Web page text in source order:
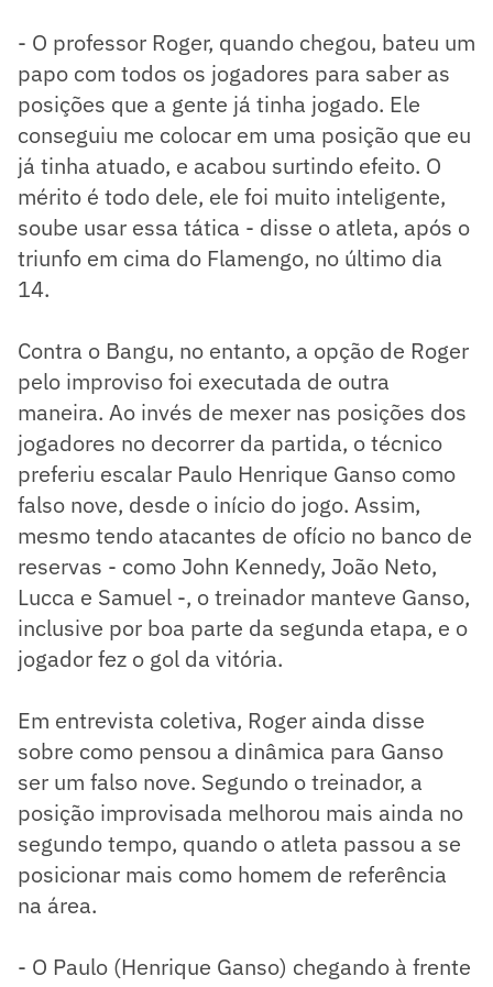
- O professor Roger, quando chegou, bateu um
papo com todos os jogadores para saber as
posições que a gente já tinha jogado. Ele
conseguiu me colocar em uma posição que eu
já tinha atuado, e acabou surtindo efeito. O
mérito é todo dele, ele foi muito inteligente,
soube usar essa tática - disse o atleta, após o
triunfo em cima do Flamengo, no último dia
14.
Contra o Bangu, no entanto, a opção de Roger
pelo improviso foi executada de outra
maneira. Ao invés de mexer nas posições dos
jogadores no decorrer da partida, o técnico
preferiu escalar Paulo Henrique Ganso como
falso nove, desde o início do jogo. Assim,
mesmo tendo atacantes de ofício no banco de
reservas - como John Kennedy, João Neto,
Lucca e Samuel -, o treinador manteve Ganso,
inclusive por boa parte da segunda etapa, e o
jogador fez o gol da vitória.
Em entrevista coletiva, Roger ainda disse
sobre como pensou a dinâmica para Ganso
ser um falso nove. Segundo o treinador, a
posição improvisada melhorou mais ainda no
segundo tempo, quando o atleta passou a se
posicionar mais como homem de referência
na área.
- O Paulo (Henrique Ganso) chegando à frente